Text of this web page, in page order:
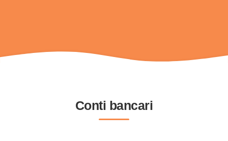
Conti bancari